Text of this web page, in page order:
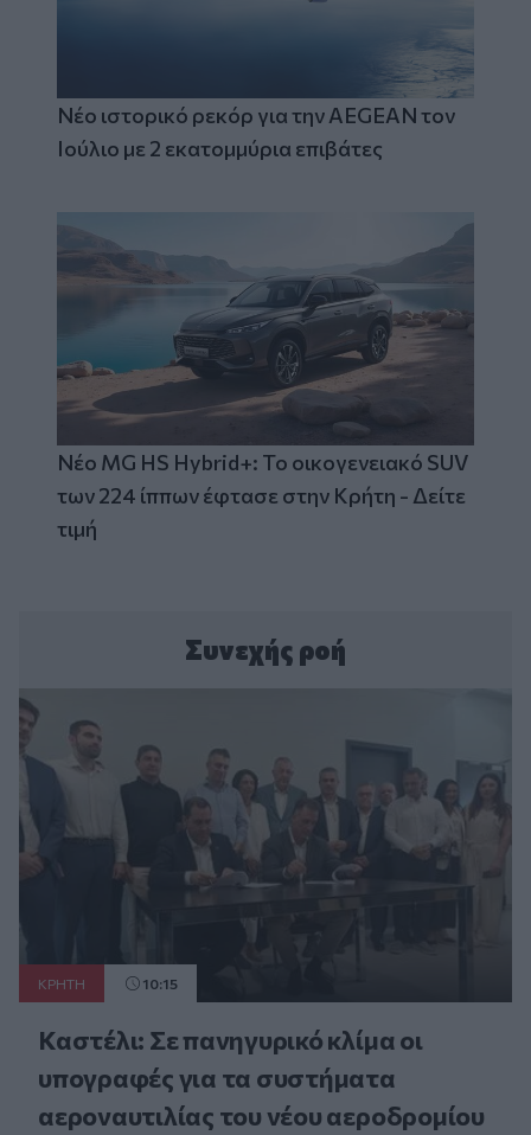
Νέο ιστορικό ρεκόρ για την AEGEAN τον
Ιούλιο με 2 εκατομμύρια επιβάτες
Νέο MG HS Hybrid+: Το οικογενειακό SUV
των 224 ίππων έφτασε στην Κρήτη - Δείτε
τιμή
Συνεχής ροή
ΚΡΗΤΗ 10:15
Καστέλι: Σε πανηγυρικό κλίμα οι
υπογραφές για τα συστήματα
αεροναυτιλίας του νέου αεροδρομίου